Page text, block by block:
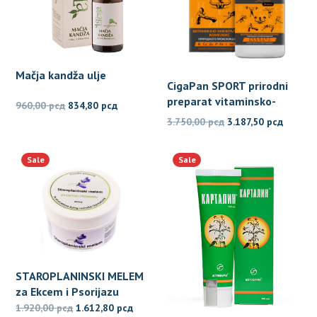
Mačja kandža ulje
960,00рсд Originalna
960,00 рсд.
834,80 рсдTrenutna
CigaPan SPORT prirodni
preparat vitaminsko-
mineralni kompleks za
3.750,00рсд Originalna
bila:
3.750,00 рсд.
3.187,50 рсд
Sale
STAROPLANINSKI MELEM
za Ekcem i Psorijazu
1.920,00рсдOriginalna
1.612,80 рсдTrenutna
Sale